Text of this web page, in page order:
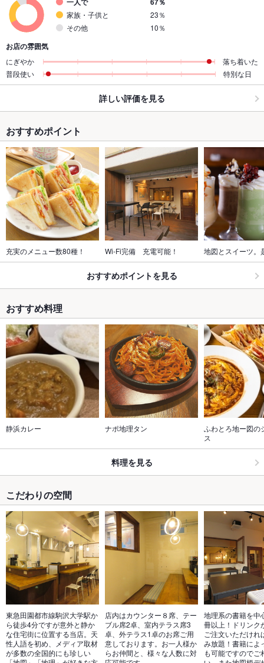
家族・子供と
23％
その他
10％
お店の雰囲気
にぎやか
落ち着いた
普段使い
特別な日
詳しい評価を見る
おすすめポイント
充実のメニュー数80種！ Wi-Fi完備　充電可能！ 地図とスイーツ。
おすすめポイントを見る
おすすめ料理
静浜カレー ナポ地理タン
ふわとろ地ー図の
ス
料理を見る
こだわりの空間
東急田園都市線駒沢大学駅か
ら徒歩4分ですが意外と静か
な住宅街に位置する当店。天
性人語を初め、メディア取材
が多数の全国的にも珍しい
店内はカウンター８席、テー
ブル席2卓、室内テラス席3
卓、外テラス1卓のお席ご用
意しております。お一人様か
らお仲間と、様々な人数に対
地理系の書籍を中
冊以上！ドリンク
ご注文いただけれ
み放題！書籍によ
も可能ですのでご